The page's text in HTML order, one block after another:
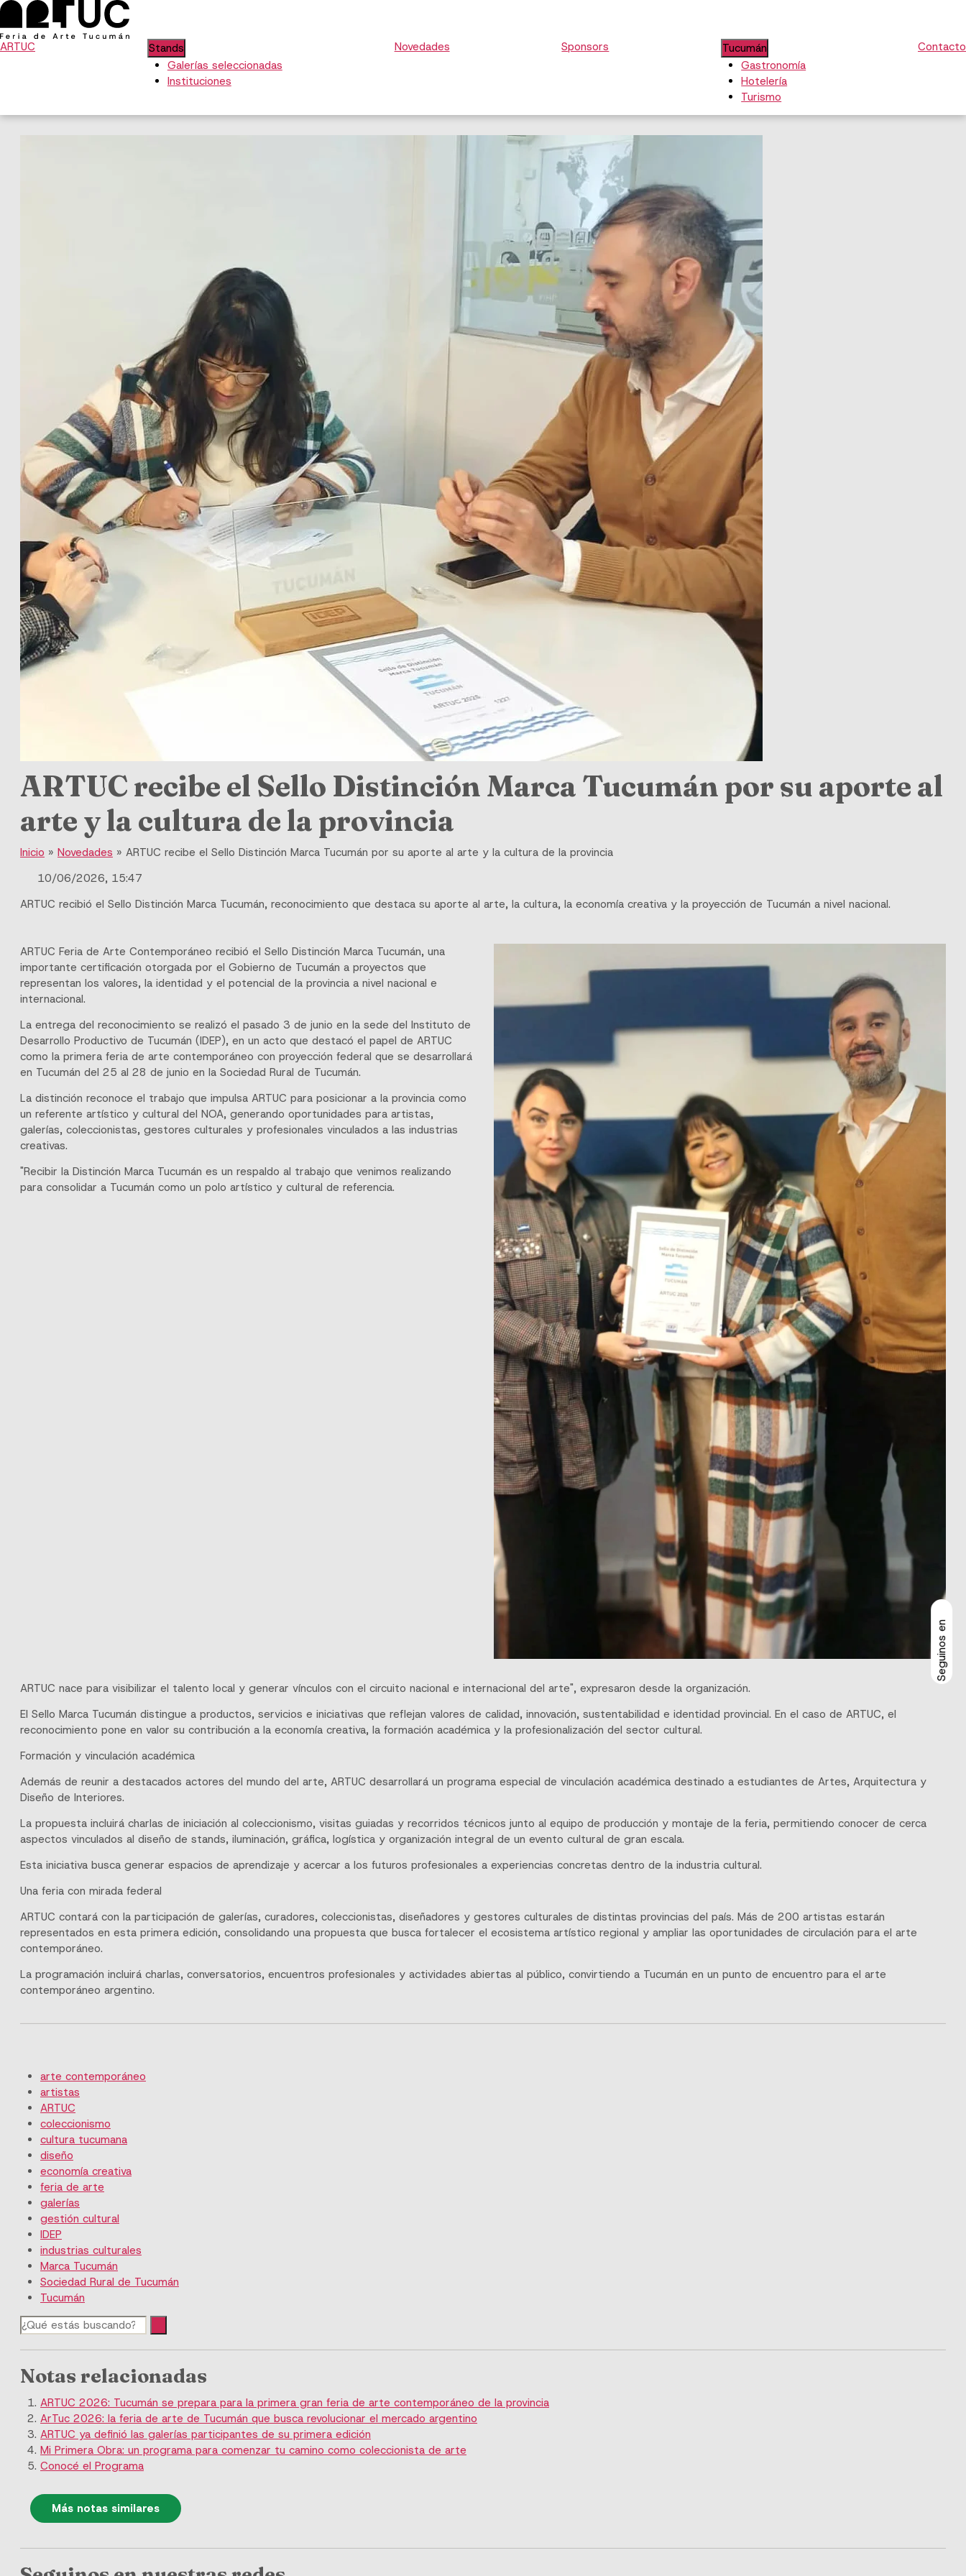
ARTUC
Stands
Galerías seleccionadas
Instituciones
Novedades Sponsors
Tucumán
Gastronomía
Hotelería
Turismo
Contacto
Seguinos en
ARTUC recibe el Sello Distinción Marca Tucumán por su aporte al
arte y la cultura de la provincia
Inicio » Novedades » ARTUC recibe el Sello Distinción Marca Tucumán por su aporte al arte y la cultura de la provincia
10/06/2026, 15:47
ARTUC recibió el Sello Distinción Marca Tucumán, reconocimiento que destaca su aporte al arte, la cultura, la economía creativa y la proyección de Tucumán a nivel nacional.
ARTUC Feria de Arte Contemporáneo recibió el Sello Distinción Marca Tucumán, una
importante certificación otorgada por el Gobierno de Tucumán a proyectos que
representan los valores, la identidad y el potencial de la provincia a nivel nacional e
internacional.
La entrega del reconocimiento se realizó el pasado 3 de junio en la sede del Instituto de
Desarrollo Productivo de Tucumán (IDEP), en un acto que destacó el papel de ARTUC
como la primera feria de arte contemporáneo con proyección federal que se desarrollará
en Tucumán del 25 al 28 de junio en la Sociedad Rural de Tucumán.
La distinción reconoce el trabajo que impulsa ARTUC para posicionar a la provincia como
un referente artístico y cultural del NOA, generando oportunidades para artistas,
galerías, coleccionistas, gestores culturales y profesionales vinculados a las industrias
creativas.
"Recibir la Distinción Marca Tucumán es un respaldo al trabajo que venimos realizando
para consolidar a Tucumán como un polo artístico y cultural de referencia.
ARTUC nace para visibilizar el talento local y generar vínculos con el circuito nacional e internacional del arte", expresaron desde la organización.
El Sello Marca Tucumán distingue a productos, servicios e iniciativas que reflejan valores de calidad, innovación, sustentabilidad e identidad provincial. En el caso de ARTUC, el
reconocimiento pone en valor su contribución a la economía creativa, la formación académica y la profesionalización del sector cultural.
Formación y vinculación académica
Además de reunir a destacados actores del mundo del arte, ARTUC desarrollará un programa especial de vinculación académica destinado a estudiantes de Artes, Arquitectura y
Diseño de Interiores.
La propuesta incluirá charlas de iniciación al coleccionismo, visitas guiadas y recorridos técnicos junto al equipo de producción y montaje de la feria, permitiendo conocer de cerca
aspectos vinculados al diseño de stands, iluminación, gráfica, logística y organización integral de un evento cultural de gran escala.
Esta iniciativa busca generar espacios de aprendizaje y acercar a los futuros profesionales a experiencias concretas dentro de la industria cultural.
Una feria con mirada federal
ARTUC contará con la participación de galerías, curadores, coleccionistas, diseñadores y gestores culturales de distintas provincias del país. Más de 200 artistas estarán
representados en esta primera edición, consolidando una propuesta que busca fortalecer el ecosistema artístico regional y ampliar las oportunidades de circulación para el arte
contemporáneo.
La programación incluirá charlas, conversatorios, encuentros profesionales y actividades abiertas al público, convirtiendo a Tucumán en un punto de encuentro para el arte
contemporáneo argentino.
arte contemporáneo
artistas
ARTUC
coleccionismo
cultura tucumana
diseño
economía creativa
feria de arte
galerías
gestión cultural
IDEP
industrias culturales
Marca Tucumán
Sociedad Rural de Tucumán
Tucumán
Notas relacionadas
ARTUC 2026: Tucumán se prepara para la primera gran feria de arte contemporáneo de la provincia
ArTuc 2026: la feria de arte de Tucumán que busca revolucionar el mercado argentino
ARTUC ya definió las galerías participantes de su primera edición
Mi Primera Obra: un programa para comenzar tu camino como coleccionista de arte
Conocé el Programa
Más notas similares